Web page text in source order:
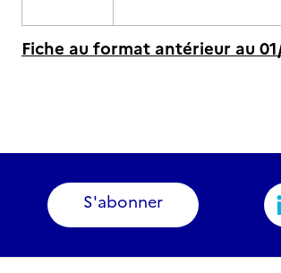
Fiche au format antérieur au
S'abonner